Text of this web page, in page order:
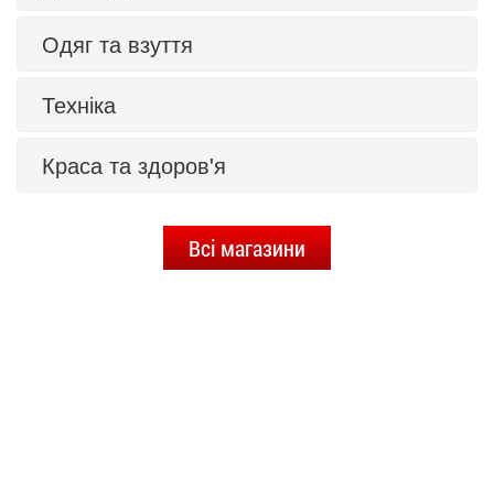
Одяг та взуття
Техніка
Краса та здоров'я
Всі магазини